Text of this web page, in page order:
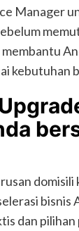
Manager
kebutuhan
bisnis
dan